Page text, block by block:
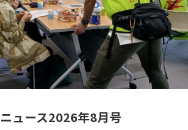
ュース2026年8月号